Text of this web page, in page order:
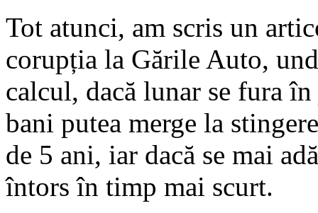
Tot atunci, am scris un
corupția la Gările Auto,
calcul, dacă lunar se fura
bani putea merge la
de 5 ani, iar dacă se mai
întors în timp mai scurt.